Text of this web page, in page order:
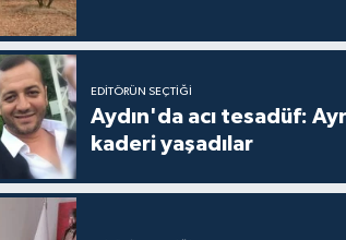
EDITÖRÜN SEÇTIĞI
Aydın'da acı tesadüf:
kaderi yaşadılar